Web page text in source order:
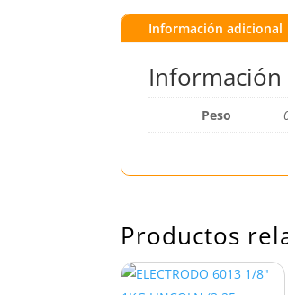
Información adicional
Información
Peso
Productos